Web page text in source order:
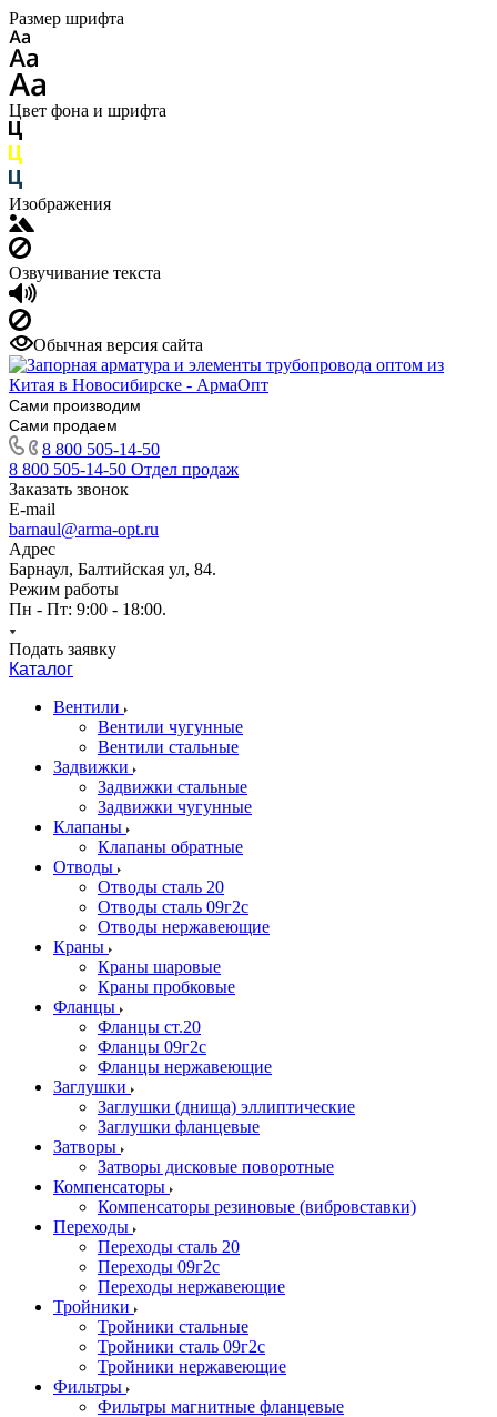
Размер шрифта
Цвет фона и шрифта
Изображения
Озвучивание текста
Обычная версия сайта
Сами производим
Сами продаем
8 800 505-14-50
8 800 505-14-50 Отдел продаж
Заказать звонок
E-mail
barnaul@arma-opt.ru
Адрес
Барнаул, Балтийская ул, 84.
Режим работы
Пн - Пт: 9:00 - 18:00.
Подать заявку
Каталог
Вентили
Вентили чугунные
Вентили стальные
Задвижки
Задвижки стальные
Задвижки чугунные
Клапаны
Клапаны обратные
Отводы
Отводы сталь 20
Отводы сталь 09г2с
Отводы нержавеющие
Краны
Краны шаровые
Краны пробковые
Фланцы
Фланцы ст.20
Фланцы 09г2с
Фланцы нержавеющие
Заглушки
Заглушки (днища) эллиптические
Заглушки фланцевые
Затворы
Затворы дисковые поворотные
Компенсаторы
Компенсаторы резиновые (вибровставки)
Переходы
Переходы сталь 20
Переходы 09г2с
Переходы нержавеющие
Тройники
Тройники стальные
Тройники сталь 09г2с
Тройники нержавеющие
Фильтры
Фильтры магнитные фланцевые